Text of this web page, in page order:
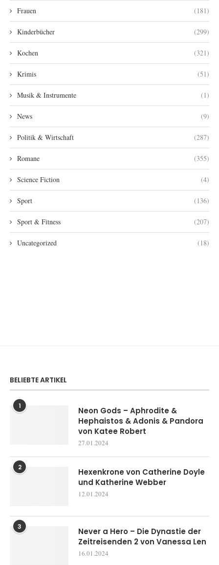
Frauen (181)
Kinderbücher (299)
Kochen (321)
Krimis (51)
Musik & Instrumente (1)
News (9)
Politik & Wirtschaft (287)
Romane (355)
Science Fiction (4)
Sport (136)
Sport & Fitness (207)
Uncategorized (18)
BELIEBTE ARTIKEL
1
Neon Gods – Aphrodite &
Hephaistos & Adonis & Pandora
von Katee Robert
27.01.2024
2
Hexenkrone von Catherine Doyle
und Katherine Webber
12.01.2024
3
Never a Hero – Die Dynastie der
Zeitreisenden 2 von Vanessa Len
16.01.2024